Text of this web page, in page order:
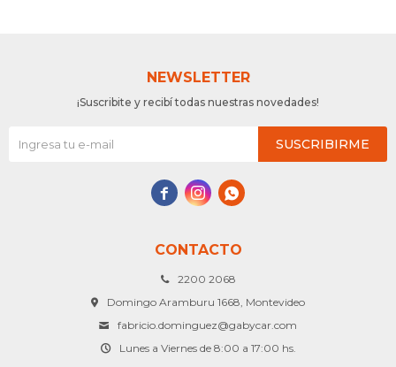
CONTACTO
2200 2068
Domingo Aramburu 1668, Montevideo
fabricio.dominguez@gabycar.com
Lunes a Viernes de 8:00 a 17:00 hs.
NEWSLETTER
¡Suscribite y recibí todas nuestras novedades!
SUSCRIBIRME
  